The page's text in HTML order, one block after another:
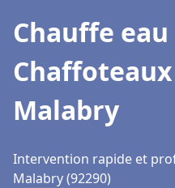
Chauffe
Malabry
Intervention rapide et
Malabry (92290)